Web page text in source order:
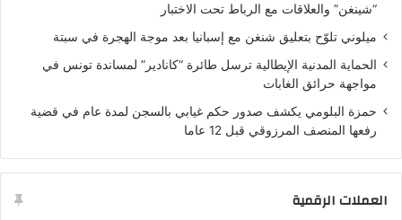
“شينغن” والعلاقات مع الرباط تحت الاختبار
ميلوني تلوّح بتعليق شنغن مع إسبانيا بعد موجة الهجرة في سبتة
الحماية المدنية الإيطالية ترسل طائرة “كانادير” لمساندة تونس في
مواجهة حرائق الغابات
حمزة البلومي يكشف صدور حكم غيابي بالسجن لمدة عام في قضية
رفعها المنصف المرزوقي قبل 12 عاما
العملات الرقمية